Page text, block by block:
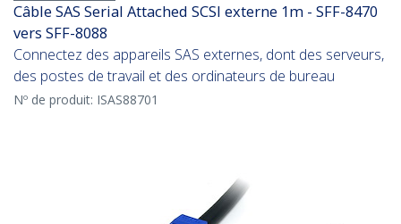
Câble SAS Serial Attached SCSI externe 1m - SFF-8470
vers SFF-8088
Connectez des appareils SAS externes, dont des serveurs,
des postes de travail et des ordinateurs de bureau
Nº de produit: ISAS88701